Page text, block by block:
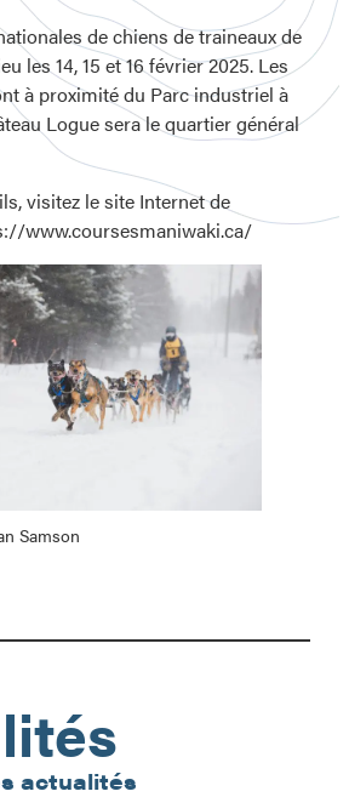
de chiens de traineaux de
les 14, 15 et 16 février 2025. Les
à proximité du Parc industriel à
Logue sera le quartier général
visitez le site Internet de
www.coursesmaniwaki.ca/
Samson
actualités